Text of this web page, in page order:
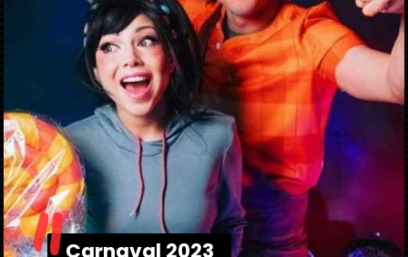
Carnaval 2023
Carnaval 2023